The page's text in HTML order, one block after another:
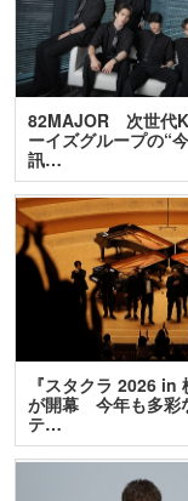
82MAJOR 次世代
ーイズグループの“
訊…
『スタクラ 2026 in
が開幕 今年も多彩
テ…